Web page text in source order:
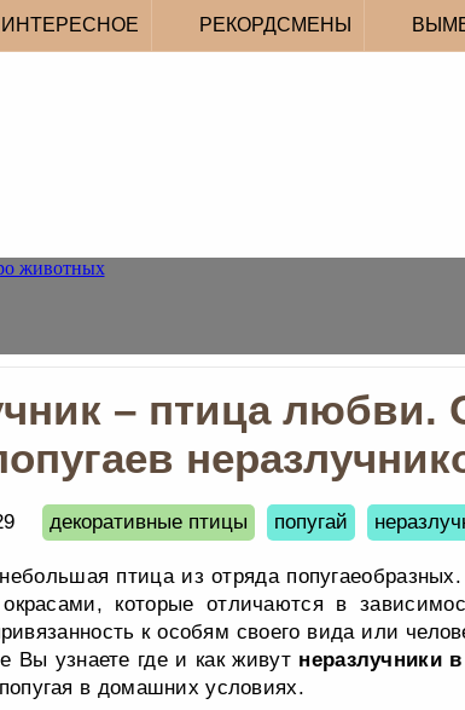
ИНТЕРЕСНОЕ РЕКОРДСМЕНЫ
– птица любви.
декоративные птицы попугай
птица из отряда
которые отличаются в
к особям своего вида или
Вы узнаете где и как живут неразлучники
в домашних условиях.